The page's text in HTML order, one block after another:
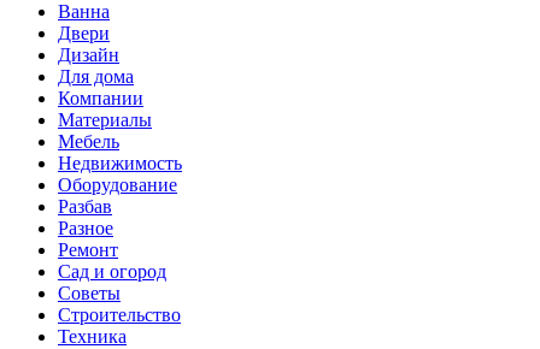
Ванна
Двери
Дизайн
Для дома
Компании
Материалы
Мебель
Недвижимость
Оборудование
Разбав
Разное
Ремонт
Сад и огород
Советы
Строительство
Техника